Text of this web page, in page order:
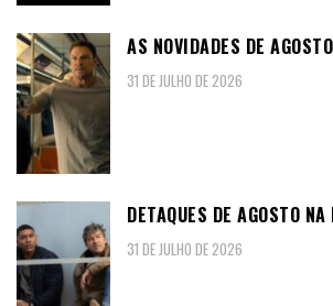
AS NOVIDADES DE
31 DE JULHO DE 2026
DETAQUES DE AGOSTO
31 DE JULHO DE 2026